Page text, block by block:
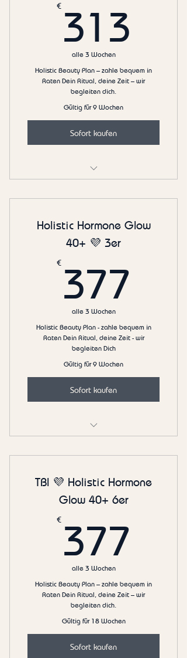
€ 313
alle 3 Wochen
Holistic Beauty Plan – zahle bequem in
Raten Dein Ritual, deine Zeit – wir
begleiten dich.
Gültig für 9 Wochen
Sofort kaufen
Holistic Hormone Glow
40+ 💜 3er
€ 377
alle 3 Wochen
Holistic Beauty Plan - zahle bequem in
Raten Dein Ritual, deine Zeit - wir
begleiten Dich
Gültig für 9 Wochen
Sofort kaufen
TBl 💜 Holistic Hormone
Glow 40+ 6er
€ 377
alle 3 Wochen
Holistic Beauty Plan – zahle bequem in
Raten Dein Ritual, deine Zeit – wir
begleiten dich.
Gültig für 18 Wochen
Sofort kaufen